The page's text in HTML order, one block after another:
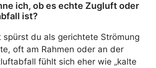
ich, ob es echte Zugluft oder
ist?
spürst du als gerichtete Strömung
oft am Rahmen oder an der
fühlt sich eher wie „kalte